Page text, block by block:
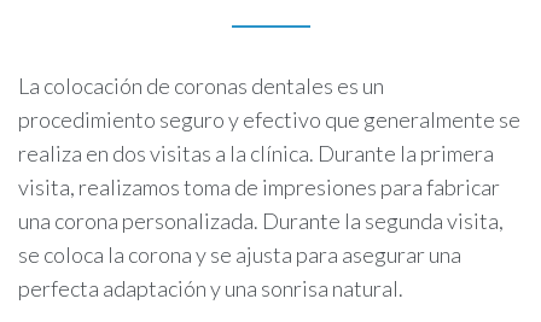
La colocación de coronas dentales es un
procedimiento seguro y efectivo que generalmente se
realiza en dos visitas a la clínica. Durante la primera
visita, realizamos toma de impresiones para fabricar
una corona personalizada. Durante la segunda visita,
se coloca la corona y se ajusta para asegurar una
perfecta adaptación y una sonrisa natural.